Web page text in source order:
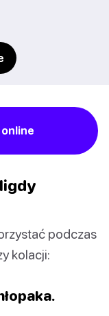
podczas
kolacji: